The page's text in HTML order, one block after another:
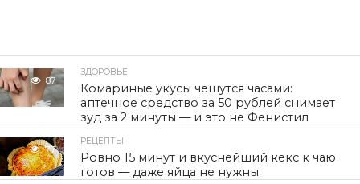
87
ЗДОРОВЬЕ
Комариные укусы чешутся часами:
аптечное средство за 50 рублей снимает
зуд за 2 минуты — и это не Фенистил
77
РЕЦЕПТЫ
Ровно 15 минут и вкуснейший кекс к чаю
готов — даже яйца не нужны